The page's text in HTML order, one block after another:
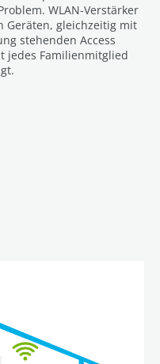
WLAN-Verstärker
Geräten, gleichzeitig mit
stehenden Access
jedes Familienmitglied